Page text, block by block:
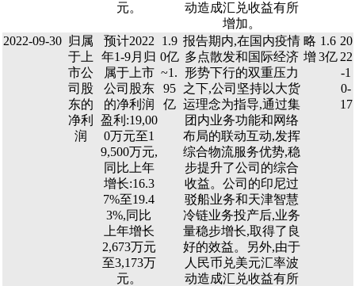
元。
动造成汇兑收益有所
增加。
2022-09-30 归属
于上
市公
司股
东的
净利
润
预计2022
年1-9月归
属于上市
公司股东
的净利润
盈利:19,00
0万元至1
9,500万元,
同比上年
增长:16.3
7%至19.4
3%,同比
上年增长
2,673万元
至3,173万
元。
1.9
0亿
~1.
95
亿
报告期内,在国内疫情
多点散发和国际经济
形势下行的双重压力
之下,公司坚持以大货
运理念为指导,通过集
团内业务功能和网络
布局的联动互动,发挥
综合物流服务优势,稳
步提升了公司的综合
收益。公司的印尼过
驳船业务和天津智慧
冷链业务投产后,业务
量稳步增长,取得了良
好的效益。另外,由于
人民币兑美元汇率波
动造成汇兑收益有所
略
增
1.6
3亿
20
22
-1
0-
17